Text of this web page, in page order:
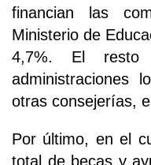
financian las
Ministerio de
4,7%. El
administraciones
otras consejerías,
Por último, en el
total de becas y